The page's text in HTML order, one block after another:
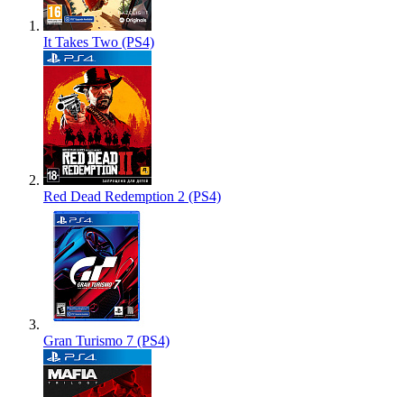
It Takes Two (PS4)
Red Dead Redemption 2 (PS4)
Gran Turismo 7 (PS4)